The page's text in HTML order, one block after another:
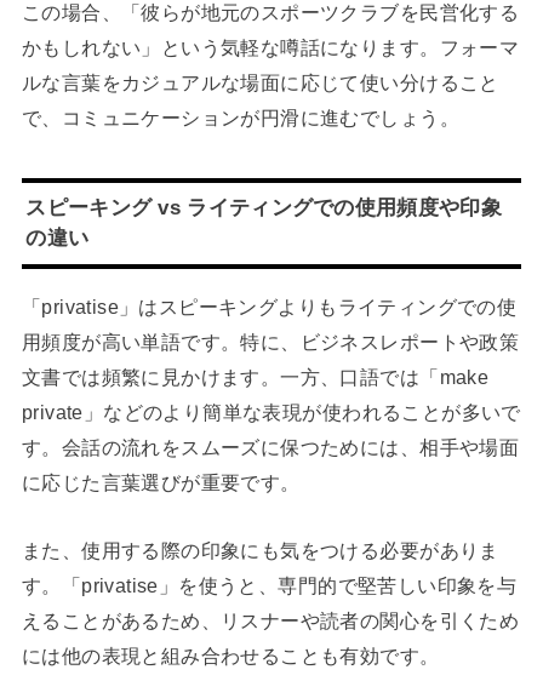
この場合、「彼らが地元のスポーツクラブを民営化する
かもしれない」という気軽な噂話になります。フォーマ
ルな言葉をカジュアルな場面に応じて使い分けること
で、コミュニケーションが円滑に進むでしょう。
スピーキング vs ライティングでの使用頻度や印象
の違い
「privatise」はスピーキングよりもライティングでの使
用頻度が高い単語です。特に、ビジネスレポートや政策
文書では頻繁に見かけます。一方、口語では「make
private」などのより簡単な表現が使われることが多いで
す。会話の流れをスムーズに保つためには、相手や場面
に応じた言葉選びが重要です。
また、使用する際の印象にも気をつける必要がありま
す。「privatise」を使うと、専門的で堅苦しい印象を与
えることがあるため、リスナーや読者の関心を引くため
には他の表現と組み合わせることも有効です。